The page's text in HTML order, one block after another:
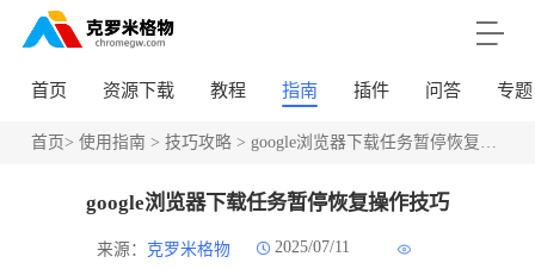
首页 资源下载 教程 指南 插件 问答 专题
首页> 使用指南 > 技巧攻略> google浏览器下载任务暂停恢复操作技巧
google浏览器下载任务暂停恢复操作技巧
来源： 克罗米格物 2025/07/11